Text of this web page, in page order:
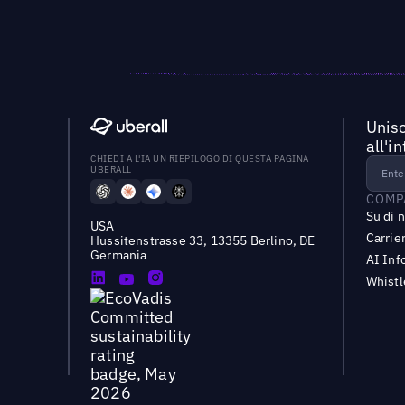
CHIEDI A L'IA UN RIEPILOGO DI QUESTA PAGINA
UBERALL
USA
Hussitenstrasse 33, 13355 Berlino, DE
Germania
Su di
AI